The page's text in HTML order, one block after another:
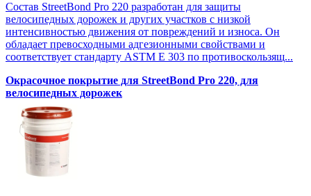
Состав StreetBond Pro 220 разработан для защиты
велосипедных дорожек и других участков с низкой
интенсивностью движения от повреждений и износа. Он
обладает превосходными адгезионными свойствами и
соответствует стандарту ASTM E 303 по противоскользящ...
Окрасочное покрытие для StreetBond Pro 220, для
велосипедных дорожек